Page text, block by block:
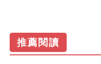
推薦閱讀